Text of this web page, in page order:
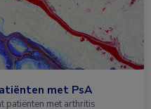
met PsA
patiënten met arthritis